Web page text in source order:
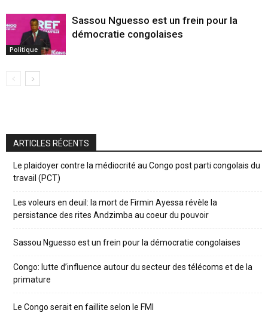
Politique
Sassou Nguesso est un frein pour la
démocratie congolaises
ARTICLES RÉCENTS
Le plaidoyer contre la médiocrité au Congo post parti congolais du
travail (PCT)
Les voleurs en deuil: la mort de Firmin Ayessa révèle la
persistance des rites Andzimba au coeur du pouvoir
Sassou Nguesso est un frein pour la démocratie congolaises
Congo: lutte d’influence autour du secteur des télécoms et de la
primature
Le Congo serait en faillite selon le FMI